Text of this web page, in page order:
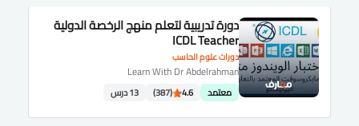
دورات علوم الحاسب
دورة تدريبية لتعلم منهج الرخصة الدولية
ICDL Teacher
Learn With Dr Abdelrahman
معتمد 4.6
(387) 13 درس